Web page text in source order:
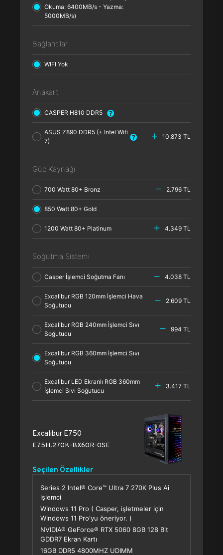
Okuma: 6400MB/s - Yazma:
5000MB/s)
Bağlantılar
WIFI Yok
Anakart
CASPER H810 DDR5
ASUS Z890 DDR5 (+ Intel Wifi
7)
10.873 TL
Güç Kaynağı
700 Watt 80+ Bronz 2.796 TL
850 Watt 80+ Gold
1200 Watt 80+ Platinum 4.349 TL
Soğutma Sistemi
Casper İşlemci Soğutma Fanı 4.038 TL
Excalibur RGB 120mm İşlemci Hava
Soğutucu
2.609 TL
Excalibur RGB 240mm İşlemci Sıvı
Soğutucu
994 TL
Excalibur RGB 360mm İşlemci Sıvı
Soğutucu
Excalibur LED Ekranlı RGB 360mm
İşlemci Sıvı Soğutucu
3.417 TL
Excalibur E750
E75H.270K-BX60R-0SE
Seçilen Özellikler
Series 2 Intel® Core™ Ultra 7 270K Plus Ai
işlemci
Windows 11 Pro ( Casper, işletmeler için
Windows 11 Pro'yu öneriyor. )
NVIDIA® GeForce® RTX 5060 8GB 128 Bit
GDDR7 Ekran Kartı
16GB DDR5 4800MHZ UDIMM